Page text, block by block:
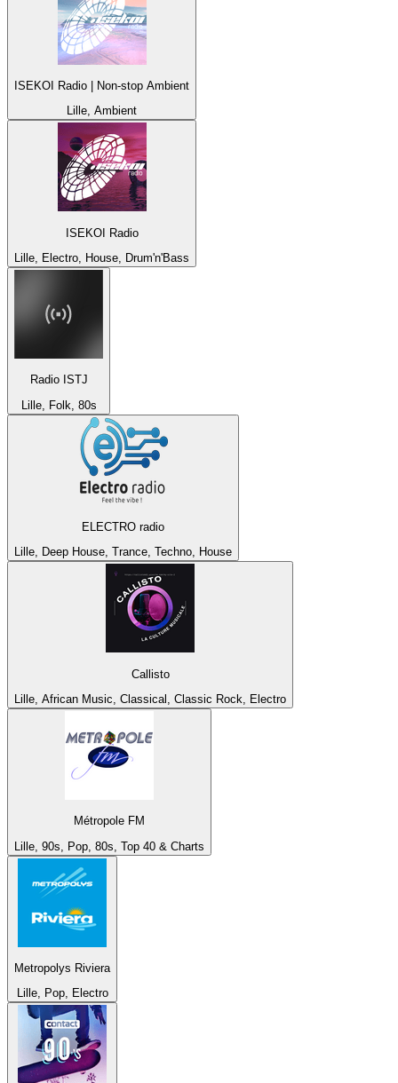
ISEKOI Radio | Non-stop Ambient
Lille, Ambient
ISEKOI Radio
Lille, Electro, House, Drum'n'Bass
Radio ISTJ
Lille, Folk, 80s
ELECTRO radio
Lille, Deep House, Trance, Techno, House
Callisto
Lille, African Music, Classical, Classic Rock, Electro
Métropole FM
Lille, 90s, Pop, 80s, Top 40 & Charts
Metropolys Riviera
Lille, Pop, Electro